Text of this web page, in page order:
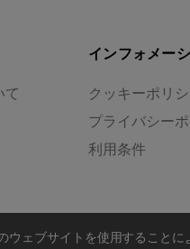
て
インフォメー
クッキーポリ
プライバシー
利用条件
ウェブサイトを使用すること